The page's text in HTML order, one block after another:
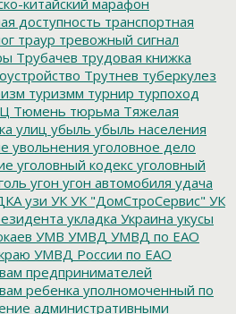
доступность транспортная
траур тревожный сигнал
Трубачев трудовая книжка
Трутнев туберкулез
туризмм турнир турпоход
Тюмень тюрьма Тяжелая
улиц убыль убыль населения
увольнения уголовное дело
уголовный кодекс уголовный
угон угон автомобиля удача
узи УК УК "ДомСтроСервис" УК
укладка Украина укусы
УМВ УМВД УМВД по ЕАО
УМВД России по ЕАО
предпринимателей
ребенка уполномоченный по
административными